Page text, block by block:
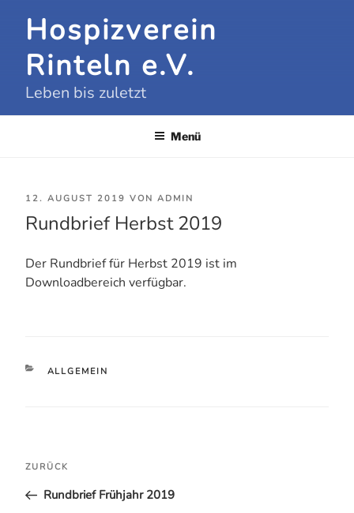
InhaltHospizverein
Rinteln e.V.
Leben bis zuletzt
Menü
VERÖFFENTLICHT
AM
12. AUGUST 2019 VON ADMIN
Rundbrief Herbst 2019
Der Rundbrief für Herbst 2019 ist im
Downloadbereich verfügbar.
KATEGORIEN
ALLGEMEIN
Vorheriger
Beitrag
ZURÜCK
Rundbrief Frühjahr 2019